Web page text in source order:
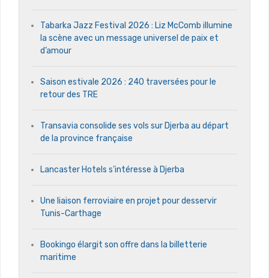
Tabarka Jazz Festival 2026 : Liz McComb illumine
la scène avec un message universel de paix et
d’amour
Saison estivale 2026 : 240 traversées pour le
retour des TRE
Transavia consolide ses vols sur Djerba au départ
de la province française
Lancaster Hotels s’intéresse à Djerba
Une liaison ferroviaire en projet pour desservir
Tunis-Carthage
Bookingo élargit son offre dans la billetterie
maritime